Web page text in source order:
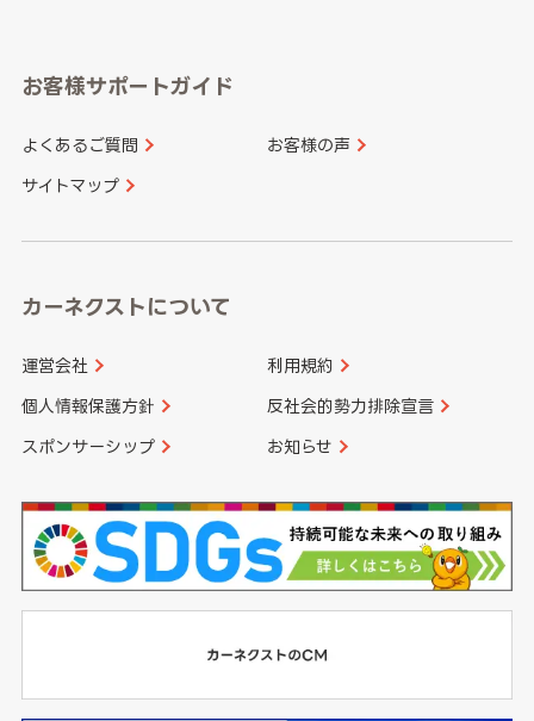
愛知県
和歌山県
山口県
香川県 愛媛県
長崎県
大分県 宮崎県
お客様サポートガイド
よくあるご質問 お客様の声
サイトマップ
カーネクストについて
運営会社 利用規約
個人情報保護方針 反社会的勢力排除宣言
スポンサーシップ お知らせ